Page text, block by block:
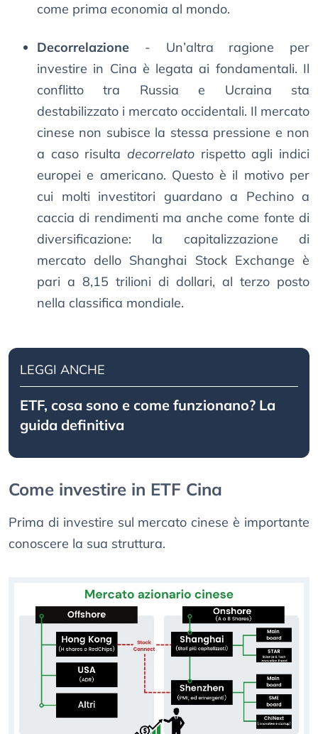
come prima economia al mondo.
Decorrelazione - Un’altra ragione per
investire in Cina è legata ai fondamentali. Il
conflitto tra Russia e Ucraina sta
destabilizzato i mercato occidentali. Il mercato
cinese non subisce la stessa pressione e non
a caso risulta decorrelato rispetto agli indici
europei e americano. Questo è il motivo per
cui molti investitori guardano a Pechino a
caccia di rendimenti ma anche come fonte di
diversificazione: la capitalizzazione di
mercato dello Shanghai Stock Exchange è
pari a 8,15 trilioni di dollari, al terzo posto
nella classifica mondiale.
LEGGI ANCHE
ETF, cosa sono e come funzionano? La
guida definitiva
Come investire in ETF Cina
Prima di investire sul mercato cinese è importante
conoscere la sua struttura.